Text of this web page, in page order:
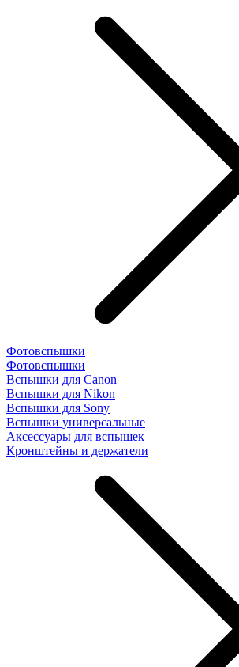
Фотовспышки
Фотовспышки
Вспышки для Canon
Вспышки для Nikon
Вспышки для Sony
Вспышки универсальные
Аксесcуары для вспышек
Кронштейны и держатели